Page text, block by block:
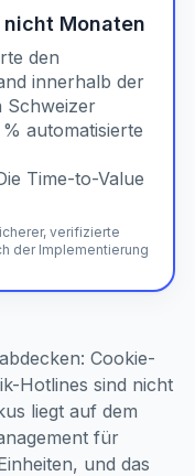
Monaten
den
innerhalb der
Schweizer
automatisierte
Time-to-Value
verifizierte
der Implementierung
Cookie-
Hotlines sind nicht
liegt auf dem
für
und das